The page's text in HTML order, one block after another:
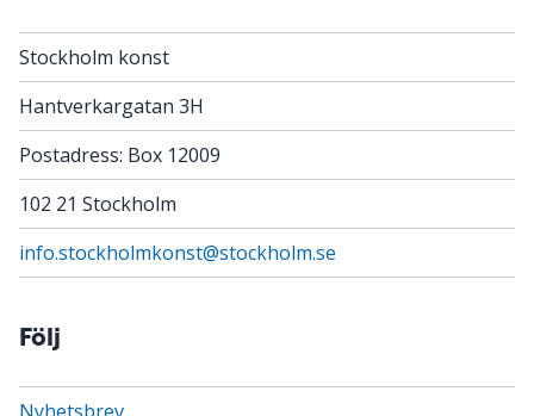
Stockholm konst
Hantverkargatan 3H
Postadress: Box 12009
102 21 Stockholm
info.stockholmkonst@stockholm.se
Följ